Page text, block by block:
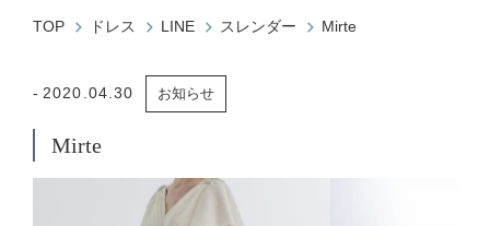
TOP ドレス LINE スレンダー Mirte
2020.04.30 お知らせ
Mirte